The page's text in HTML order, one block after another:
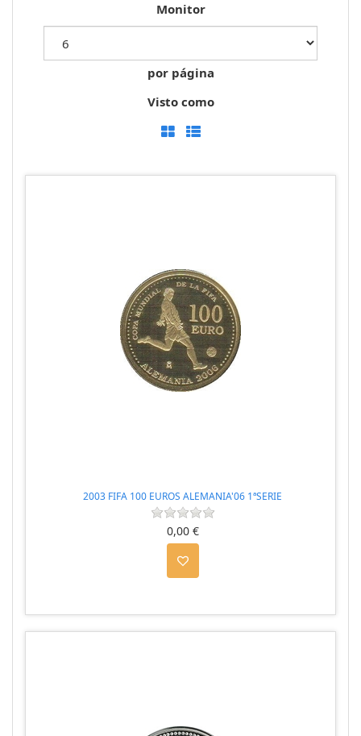
Monitor
por página
Visto como
2003 FIFA 100 EUROS ALEMANIA'06 1ªSERIE
0,00 €